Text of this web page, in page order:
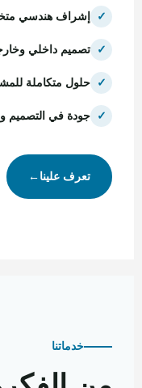
✓ إشراف هندسي
✓ تصميم داخلي
✓ حلول متكاملة
✓ جودة في التصميم
تعرف علينا←
خدماتنا